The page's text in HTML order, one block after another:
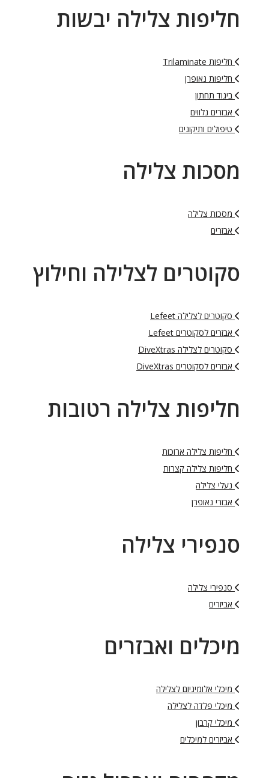
חליפות צלילה יבשות
חליפות Trilaminate
חליפות נאופרן
ביגוד תחתון
אבזרים נלווים
טיפולים ותיקונים
מסכות צלילה
מסכות צלילה
אבזרים
סקוטרים לצלילה וחילוץ
סקוטרים לצלילה Lefeet
אבזרים לסקוטרים Lefeet
סקוטרים לצלילה DiveXtras
אבזרים לסקוטרים DiveXtras
חליפות צלילה רטובות
חליפות צלילה ארוכות
חליפות צלילה קצרות
נעלי צלילה
אבזרי נאופרן
סנפירי צלילה
סנפירי צלילה
אביזרים
מיכלים ואבזרים
מיכלי אלומיניום לצלילה
מיכלי פלדה לצלילה
מיכלי קרבון
אביזרים למיכלים